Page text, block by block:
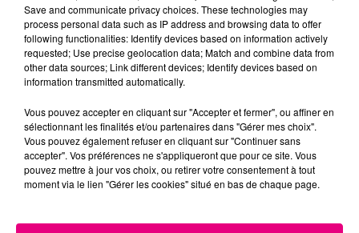
Balance Scorpion Sagittaire
Save and communicate privacy choices. These technologies may
process personal data such as IP address and browsing data to offer
following functionalities: Identify devices based on information actively
requested; Use precise geolocation data; Match and combine data from
other data sources; Link different devices; Identify devices based on
information transmitted automatically.
Vous pouvez accepter en cliquant sur "Accepter et fermer", ou affiner en
sélectionnant les finalités et/ou partenaires dans "Gérer mes choix".
Vous pouvez également refuser en cliquant sur "Continuer sans
accepter". Vos préférences ne s'appliqueront que pour ce site. Vous
pouvez mettre à jour vos choix, ou retirer votre consentement à tout
moment via le lien "Gérer les cookies" situé en bas de chaque page.